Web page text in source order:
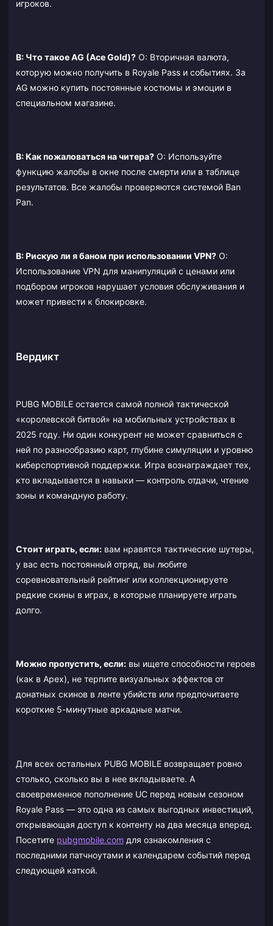
игроков.
В: Что такое AG (Ace Gold)? О: Вторичная валюта,
которую можно получить в Royale Pass и событиях. За
AG можно купить постоянные костюмы и эмоции в
специальном магазине.
В: Как пожаловаться на читера? О: Используйте
функцию жалобы в окне после смерти или в таблице
результатов. Все жалобы проверяются системой Ban
Pan.
В: Рискую ли я баном при использовании VPN? О:
Использование VPN для манипуляций с ценами или
подбором игроков нарушает условия обслуживания и
может привести к блокировке.
Вердикт
PUBG MOBILE остается самой полной тактической
«королевской битвой» на мобильных устройствах в
2025 году. Ни один конкурент не может сравниться с
ней по разнообразию карт, глубине симуляции и уровню
киберспортивной поддержки. Игра вознаграждает тех,
кто вкладывается в навыки — контроль отдачи, чтение
зоны и командную работу.
Стоит играть, если: вам нравятся тактические шутеры,
у вас есть постоянный отряд, вы любите
соревновательный рейтинг или коллекционируете
редкие скины в играх, в которые планируете играть
долго.
Можно пропустить, если: вы ищете способности героев
(как в Apex), не терпите визуальных эффектов от
донатных скинов в ленте убийств или предпочитаете
короткие 5-минутные аркадные матчи.
Для всех остальных PUBG MOBILE возвращает ровно
столько, сколько вы в нее вкладываете. А
своевременное пополнение UC перед новым сезоном
Royale Pass — это одна из самых выгодных инвестиций,
открывающая доступ к контенту на два месяца вперед.
Посетите pubgmobile.com для ознакомления с
последними патчноутами и календарем событий перед
следующей каткой.